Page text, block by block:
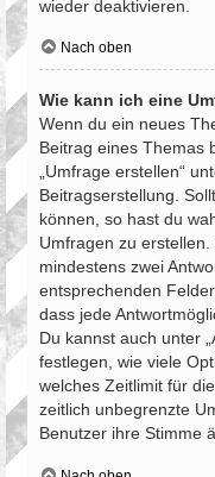
wieder deaktivieren.
Nach oben
Wie kann ich eine
Wenn du ein neues
Beitrag eines Themas
„Umfrage erstellen“
Beitragserstellung.
können, so hast du
Umfragen zu
mindestens zwei
entsprechenden
dass jede
Du kannst auch unter
festlegen, wie viele
welches Zeitlimit für
zeitlich unbegrenzte
Benutzer ihre Stimme